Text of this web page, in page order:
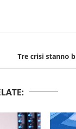
Tre crisi stanno